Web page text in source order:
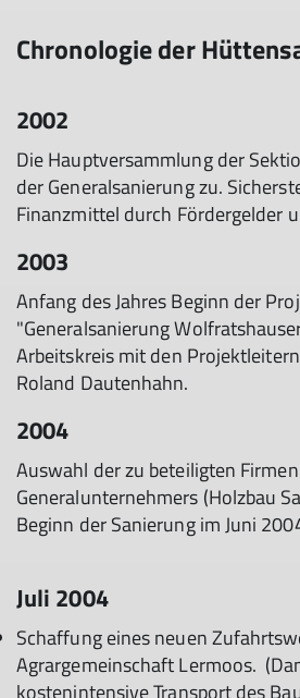
Chronologie der
2002
Die Hauptversammlung der
der Generalsanierung zu.
Finanzmittel durch Fördergelder
2003
Anfang des Jahres Beginn der
"Generalsanierung
Arbeitskreis mit den
Roland Dautenhahn.
2004
Auswahl der zu beteiligten
Generalunternehmers (Holzbau
Beginn der Sanierung im Juni
Juli 2004​
Schaffung eines neuen
Agrargemeinschaft Lermoos.